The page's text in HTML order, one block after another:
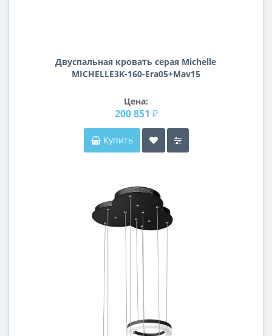
Двуспальная кровать серая Michelle
MICHELLE3К-160-Era05+Mav15
Цена:
200 851 ₽
Купить